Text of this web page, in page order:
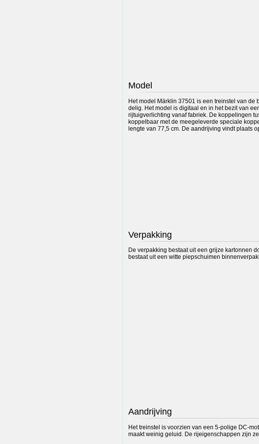
Model
Het model Märklin 37501 is een treinstel van
delig. Het model is digitaal en in het bezit van
rijtuigverlichting vanaf fabriek. De koppelingen
koppelbaar met de meegeleverde speciale
lengte van 77,5 cm. De aandrijving vindt plaats
Verpakking
De verpakking bestaat uit een grijze kartonnen
bestaat uit een witte piepschuimen
Aandrijving
Het treinstel is voorzien van een 5-polige DC-
maakt weinig geluid. De rijeigenschappen zijn